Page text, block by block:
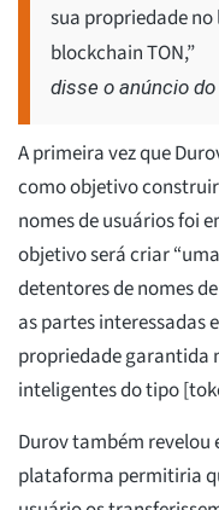
sua propriedade
blockchain TON,”
disse o anúncio
A primeira vez que
como objetivo
nomes de usuários foi
objetivo será criar
detentores de nomes
as partes interessadas
propriedade garantida
inteligentes do tipo
Durov também revelou
plataforma permitiria